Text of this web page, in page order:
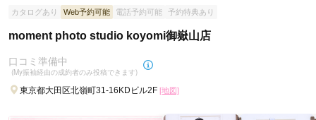
子供用のスタジオだけど、着付けも撮影もちゃんとしてくれて
いたので、満足！
家族写真も皆着物を着て撮影することができ満足です！！
カタログあり Web予約可能 電話予約可能 予約特典あり
moment photo studio koyomi御嶽山店
口コミ準備中
(My振袖経由の成約者のみ投稿できます)
東京都大田区北嶺町31-16KDビル2F [地図]